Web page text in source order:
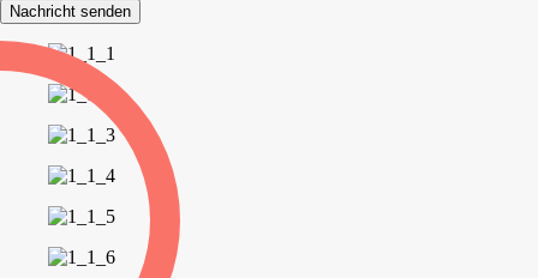
Nachricht senden